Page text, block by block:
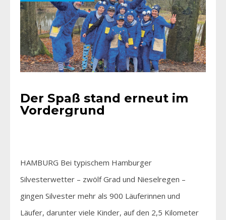
Der Spaß stand erneut im
Vordergrund
HAMBURG Bei typischem Hamburger
Silvesterwetter – zwölf Grad und Nieselregen –
gingen Silvester mehr als 900 Läuferinnen und
Läufer, darunter viele Kinder, auf den 2,5 Kilometer